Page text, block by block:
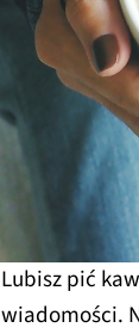
Lubisz pić
wiadomości.